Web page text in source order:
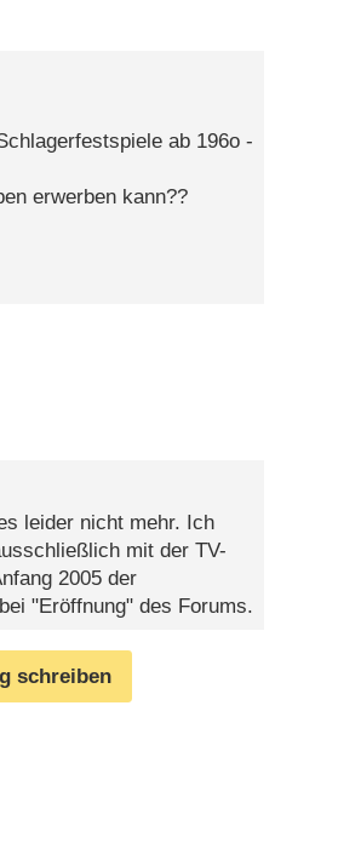
ab 196o -
erwerben kann??
leider nicht mehr. Ich
mit der TV-
2005 der
"Eröffnung" des Forums.
schreiben